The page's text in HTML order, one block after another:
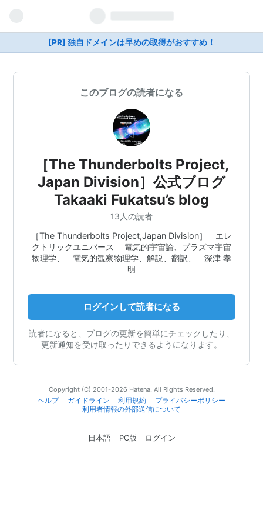
[PR] 独自ドメインは早めの取得がおすすめ！
このブログの読者になる
［The Thunderbolts Project,
Japan Division］公式ブログ
Takaaki Fukatsu’s blog
13人の読者
［The Thunderbolts Project,Japan Division］ エレ
クトリックユニバース 電気的宇宙論、プラズマ宇宙
物理学、 電気的観察物理学、解説、翻訳、 深津 孝
明
ログインして読者になる
読者になると、ブログの更新を簡単にチェックしたり、
更新通知を受け取ったりできるようになります。
Copyright (C) 2001-2026 Hatena. All Rights Reserved.
ヘルプ
ガイドライン 利用規約
プライバシーポリシー
利用者情報の外部送信について
日本語 PC版 ログイン